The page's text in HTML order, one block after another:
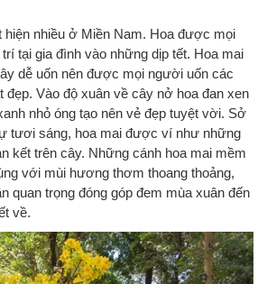
hiện nhiều ở Miền Nam. Hoa được mọi
tại gia đình vào những dịp tết. Hoa mai
dễ uốn nên được mọi người uốn các
đẹp. Vào độ xuân về cây nở hoa đan xen
nhỏ óng tạo nên vẻ đẹp tuyệt vời. Sở
tươi sáng, hoa mai được ví như những
kết trên cây. Những cánh hoa mai mềm
với mùi hương thơm thoang thoảng,
quan trọng đóng góp đem mùa xuân đến
về.